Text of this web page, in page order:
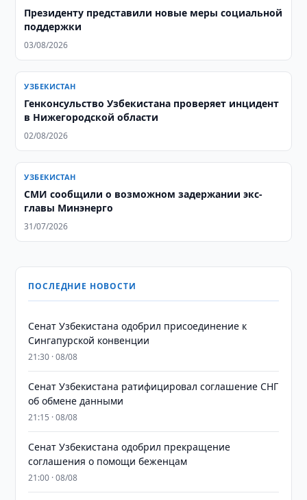
Президенту представили новые меры социальной
поддержки
03/08/2026
УЗБЕКИСТАН
Генконсульство Узбекистана проверяет инцидент
в Нижегородской области
02/08/2026
УЗБЕКИСТАН
СМИ сообщили о возможном задержании экс-
главы Минэнерго
31/07/2026
ПОСЛЕДНИЕ НОВОСТИ
Сенат Узбекистана одобрил присоединение к
Сингапурской конвенции
21:30 · 08/08
Сенат Узбекистана ратифицировал соглашение СНГ
об обмене данными
21:15 · 08/08
Сенат Узбекистана одобрил прекращение
соглашения о помощи беженцам
21:00 · 08/08